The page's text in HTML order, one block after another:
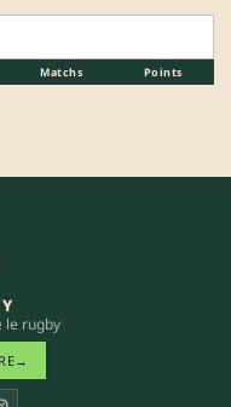
Matchs Points
le rugby
→